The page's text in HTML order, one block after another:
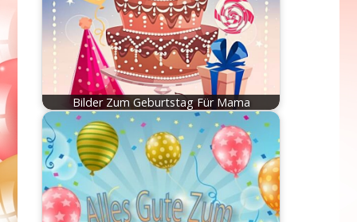
Bilder Zum Geburtstag Für Mama